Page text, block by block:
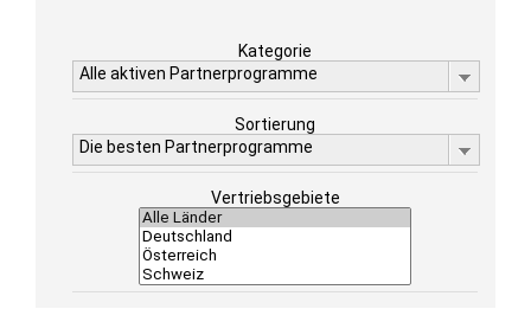
Kategorie
Alle aktiven Partnerprogramme
Sortierung
Die besten Partnerprogramme
Vertriebsgebiete